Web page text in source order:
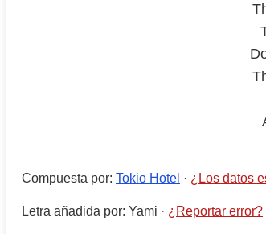
Compuesta por: Tokio Hotel · ¿Los datos
Letra añadida por: Yami · ¿Reportar error?